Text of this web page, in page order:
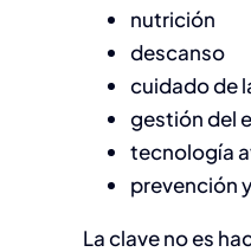
nutrición
descanso
cuidado de
gestión del
tecnología
prevención
La clave no es